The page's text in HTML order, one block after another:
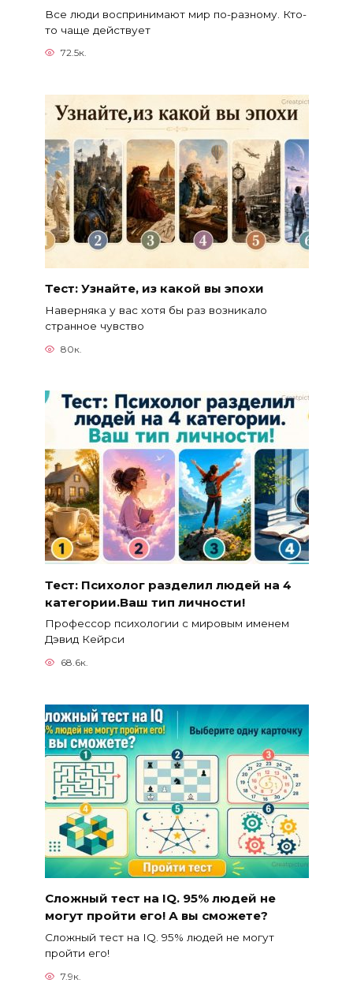
Все люди воспринимают мир по-разному. Кто-
то чаще действует
72.5к.
Тест: Узнайте, из какой вы эпохи
Наверняка у вас хотя бы раз возникало
странное чувство
80к.
Тест: Психолог разделил людей на 4
категории.Ваш тип личности!
Профессор психологии с мировым именем
Дэвид Кейрси
68.6к.
Сложный тест на IQ. 95% людей не
могут пройти его! А вы сможете?
Сложный тест на IQ. 95% людей не могут
пройти его!
7.9к.